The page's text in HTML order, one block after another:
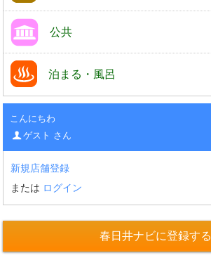
公共
泊まる・風呂
こんにちわ
ゲスト さん
新規店舗登録
または ログイン
春日井ナビに登録する